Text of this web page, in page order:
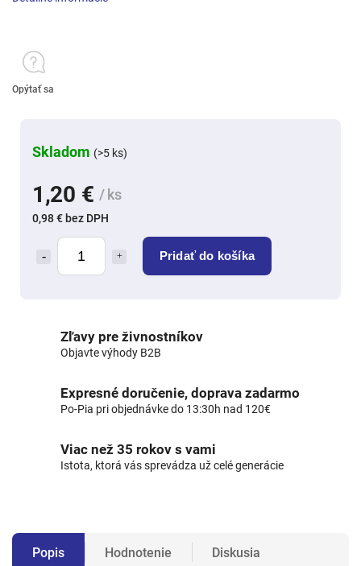
1,20 € / ks
0,98 € bez DPH
Pridať do košíka
Skladom (>5 ks)
Opýtať sa
Zľavy pre živnostníkov
Objavte výhody B2B
Expresné doručenie, doprava zadarmo
Po-Pia pri objednávke do 13:30h nad 120€
Viac než 35 rokov s vami
Istota, ktorá vás sprevádza už celé generácie
Popis Hodnotenie Diskusia